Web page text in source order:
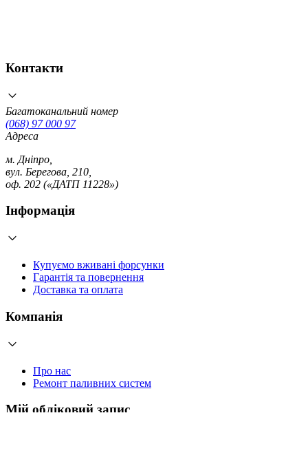
Контакти
Багатоканальний номер
(068) 97 000 97
Адреса
м. Дніпро,
вул. Берегова, 210,
оф. 202 («ДАТП 11228»)
Інформація
Купуємо вживані форсунки
Гарантія та повернення
Доставка та оплата
Компанія
Про нас
Ремонт паливних систем
Мій обліковий запис